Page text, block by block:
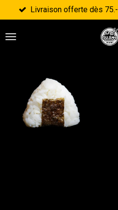
Passer
au
contenu
Livraison offerte dès 75.-